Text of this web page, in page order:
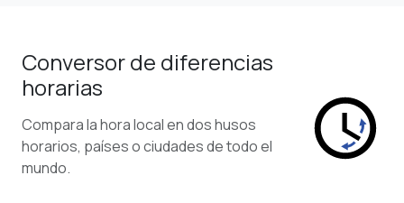
Conversor de diferencias
horarias
Compara la hora local en dos husos
horarios, países o ciudades de todo el
mundo.